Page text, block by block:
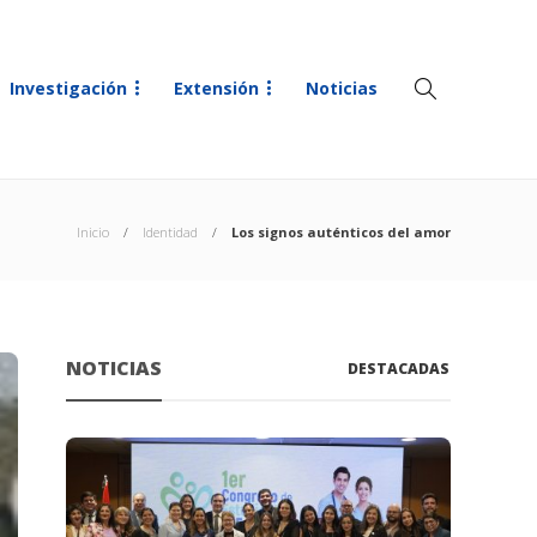
Investigación Extensión Noticias
Inicio Identidad Los signos auténticos del amor
NOTICIAS DESTACADAS